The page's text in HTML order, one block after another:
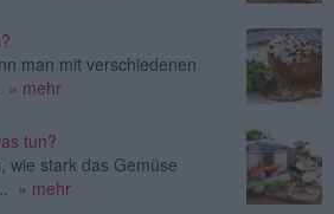
man mit verschiedenen
» mehr
tun?
wie stark das Gemüse
» mehr